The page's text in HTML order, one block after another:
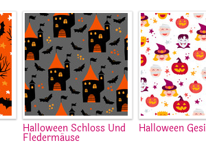
Halloween Schloss Und
Fledermäuse
Halloween